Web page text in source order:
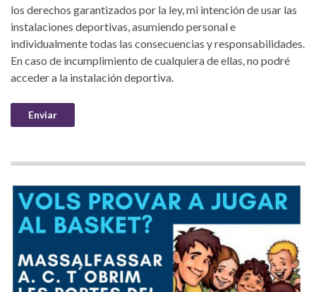
los derechos garantizados por la ley, mi intención de usar las
instalaciones deportivas, asumiendo personal e
individualmente todas las consecuencias y responsabilidades.
En caso de incumplimiento de cualquiera de ellas, no podré
acceder a la instalación deportiva.